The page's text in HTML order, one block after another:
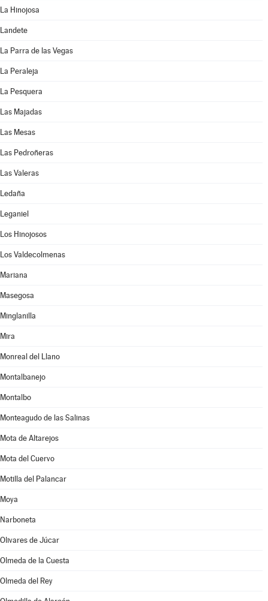
La Hinojosa
Landete
La Parra de las Vegas
La Peraleja
La Pesquera
Las Majadas
Las Mesas
Las Pedroñeras
Las Valeras
Ledaña
Leganiel
Los Hinojosos
Los Valdecolmenas
Mariana
Masegosa
Minglanilla
Mira
Monreal del Llano
Montalbanejo
Montalbo
Monteagudo de las Salinas
Mota de Altarejos
Mota del Cuervo
Motilla del Palancar
Moya
Narboneta
Olivares de Júcar
Olmeda de la Cuesta
Olmeda del Rey